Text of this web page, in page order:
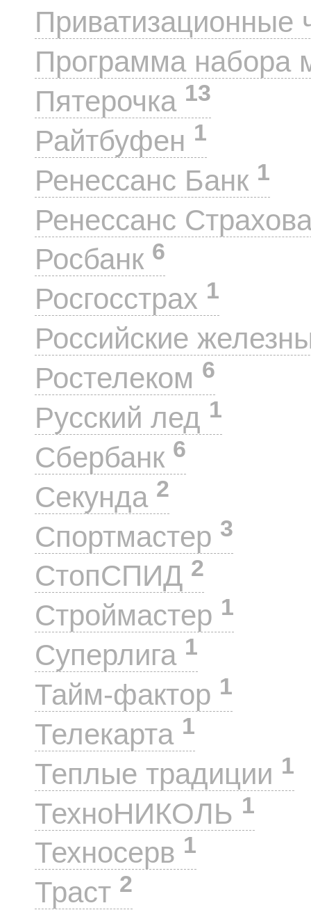
Приватизационные
Программа набора
Пятерочка 13
Райтбуфен 1
Ренессанс Банк 1
Ренессанс
Росбанк 6
Росгосстрах 1
Российские
Ростелеком 6
Русский лед 1
Сбербанк 6
Секунда 2
Спортмастер 3
СтопСПИД 2
Строймастер 1
Суперлига 1
Тайм-фактор 1
Телекарта 1
Теплые традиции 1
ТехноНИКОЛЬ 1
Техносерв 1
Траст 2